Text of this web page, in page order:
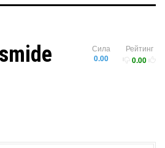
Рейтинг
0.00
Сила
0.00